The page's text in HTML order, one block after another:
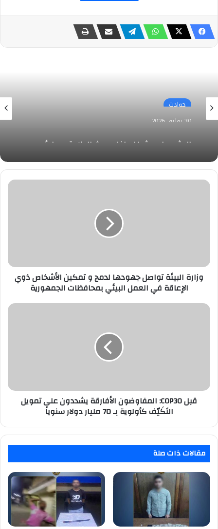
حوادث
30 يوليو، 2026
الكبارى بأسيوط
وزارة
ذوي
الإعاقة
البيئي
وزارة البيئة تواصل جهودها لدمج و تمكين الأشخاص ذوي
الإعاقة في العمل البيئي بمحافظات الجمهورية
قبل
كأولوية
دولار
قبل COP30: المفاوضون الأفارقة يشددون على تمويل
التَكَيّف كأولوية بـ 70 مليار دولار سنوياً
مقالات ذات صلة